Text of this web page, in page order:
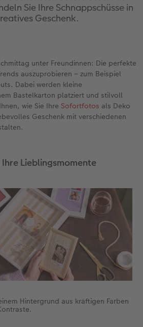
gestalten
Kochbuch
myPhotos
& Hilfe
myPhotos
Streetmap Poster
Holz
Print
Kommunion
Anlässe
mit Einsteckfoto
Grußkarte
myPhotos
Castell
Geschenkgutschein
myPhotos
mit Design
Kundenbeispiele
myPhotos
myPhotos
Schenken
schenken
Sie Ihre Schnappschüsse in
Geschenk.
unter Freundinnen: Die perfekte
auszuprobieren – zum Beispiel
Dabei werden kleine
Bastelkarton platziert und stilvoll
wie Sie Ihre Sofortfotos als Deko
Geschenk mit verschiedenen
Lieblingsmomente
Hintergrund aus kräftigen Farben